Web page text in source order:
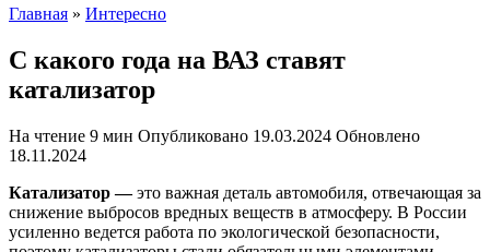
Главная » Интересно
С какого года на ВАЗ ставят
катализатор
На чтение 9 мин Опубликовано 19.03.2024 Обновлено
18.11.2024
Катализатор —это важная деталь автомобиля, отвечающая за
снижение выбросов вредных веществ в атмосферу. В России
усиленно ведется работа по экологической безопасности,